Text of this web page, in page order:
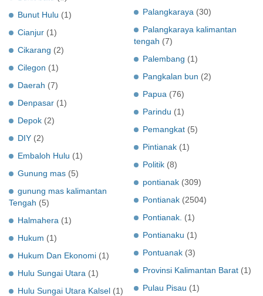
Bunut Hulu (1)
Cianjur (1)
Cikarang (2)
Cilegon (1)
Daerah (7)
Denpasar (1)
Depok (2)
DIY (2)
Embaloh Hulu (1)
Gunung mas (5)
gunung mas kalimantan
Tengah (5)
Halmahera (1)
Hukum (1)
Hukum Dan Ekonomi (1)
Hulu Sungai Utara (1)
Hulu Sungai Utara Kalsel (1)
Palangkaraya (30)
Palangkaraya kalimantan
tengah (7)
Palembang (1)
Pangkalan bun (2)
Papua (76)
Parindu (1)
Pemangkat (5)
Pintianak (1)
Politik (8)
pontianak (309)
Pontianak (2504)
Pontianak. (1)
Pontianaku (1)
Pontuanak (3)
Provinsi Kalimantan Barat (1)
Pulau Pisau (1)